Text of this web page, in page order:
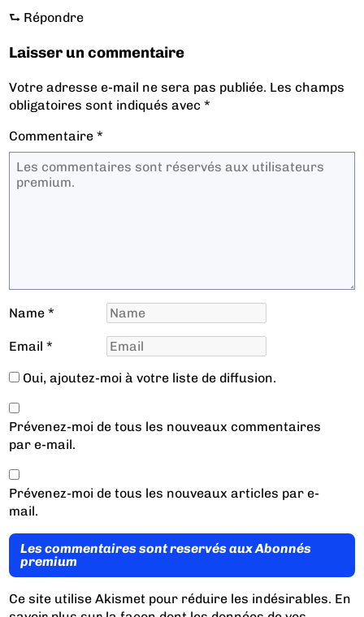
⮑ Répondre
Laisser un commentaire
Votre adresse e-mail ne sera pas publiée. Les champs
obligatoires sont indiqués avec*
Commentaire*
Name*
Email*
Oui, ajoutez-moi à votre liste de diffusion.
Prévenez-moi de tous les nouveaux commentaires
par e-mail.
Prévenez-moi de tous les nouveaux articles par e-
mail.
Les commentaires sont reservés aux Abonnés
premium
Ce site utilise Akismet pour réduire les indésirables. En